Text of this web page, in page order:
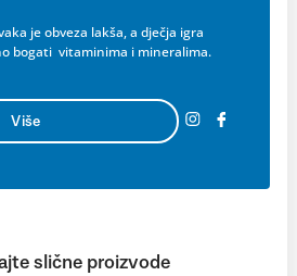
je obveza lakša, a dječja igra
bogati vitaminima i mineralima.
Više
slične proizvode